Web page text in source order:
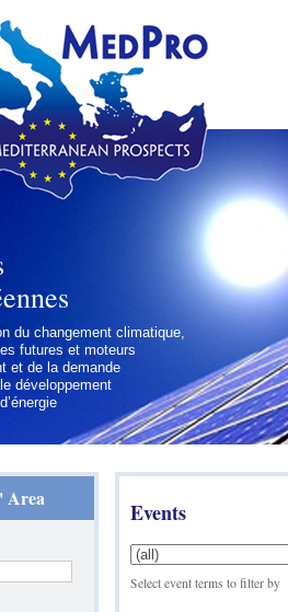
du changement climatique,
futures et moteurs
et de la demande
développement
se focalisant sur les
et internationaux
Area
Events
Select event terms to filter by